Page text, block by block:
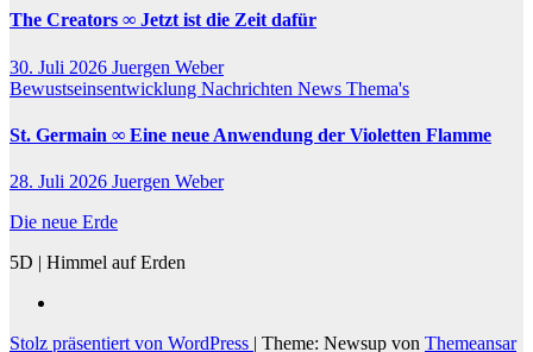
The Creators ∞ Jetzt ist die Zeit dafür
30. Juli 2026 Juergen Weber
Bewustseinsentwicklung Nachrichten News Thema's
St. Germain ∞ Eine neue Anwendung der Violetten Flamme
28. Juli 2026 Juergen Weber
Die neue Erde
5D | Himmel auf Erden
Stolz präsentiert von WordPress | Theme: Newsup von Themeansar